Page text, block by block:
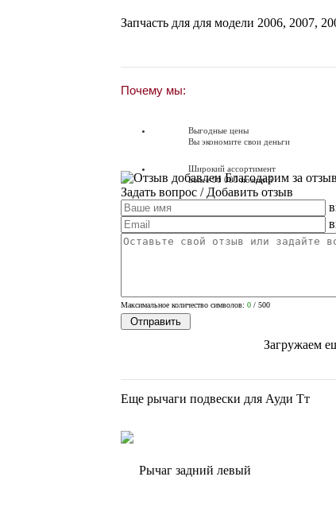
Запчасть для для модели 2006, 2007,
Почему мы:
Выгодные цены
Вы экономите свои деньги
Широкий ассортимент
Более 90 000 позиций
Доставка по России от 250 руб.
Вопросы? Звоните!
Благодарим за
Задать вопрос / Добавить отзыв
Максимальное количество символов: 0 / 500
Загружаем
Еще рычаги подвески для Ауди Тт